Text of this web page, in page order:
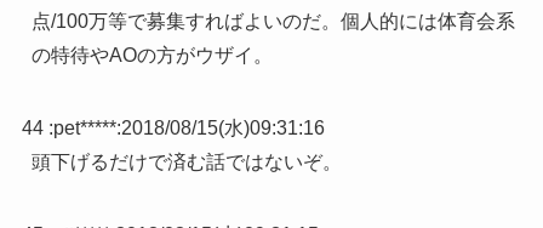
点/100万等で募集すればよいのだ。個人的には体育会系
の特待やAOの方がウザイ。
44 :pet*****:2018/08/15(水)09:31:16
頭下げるだけで済む話ではないぞ。